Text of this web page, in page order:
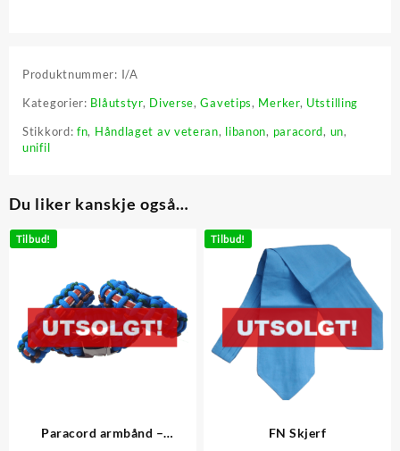
Produktnummer: I/A
Kategorier: Blåutstyr, Diverse,Gavetips, Merker, Utstilling
Stikkord:fn, Håndlaget av veteran, libanon, paracord, un,
unifil
Du liker kanskje også…
Tilbud!
Paracord armbånd –
Tilbud!
FN Skjerf